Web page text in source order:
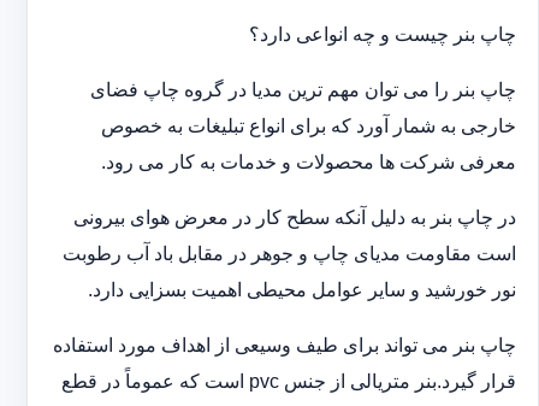
چاپ بنر چیست و چه انواعی دارد؟
چاپ بنر را می توان مهم ترین مدیا در گروه چاپ فضای
خارجی به شمار آورد که برای انواع تبلیغات به خصوص
معرفی شرکت ها محصولات و خدمات به کار می رود.
در چاپ بنر به دلیل آنکه سطح کار در معرض هوای بیرونی
است مقاومت مدیای چاپ و جوهر در مقابل باد آب رطوبت
نور خورشید و سایر عوامل محیطی اهمیت بسزایی دارد.
چاپ بنر می تواند برای طیف وسیعی از اهداف مورد استفاده
قرار گیرد.بنر متریالی از جنس pvc است که عموماً در قطع